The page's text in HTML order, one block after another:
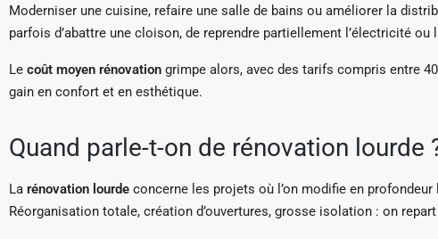
Moderniser une cuisine, refaire une salle de bains ou améliorer la
parfois d’abattre une cloison, de reprendre partiellement l’électricité
Le coût moyen rénovation grimpe alors, avec des tarifs compris entre
gain en confort et en esthétique.
Quand parle-t-on de rénovation lourde
La rénovation lourde concerne les projets où l’on modifie en
Réorganisation totale, création d’ouvertures, grosse isolation : on